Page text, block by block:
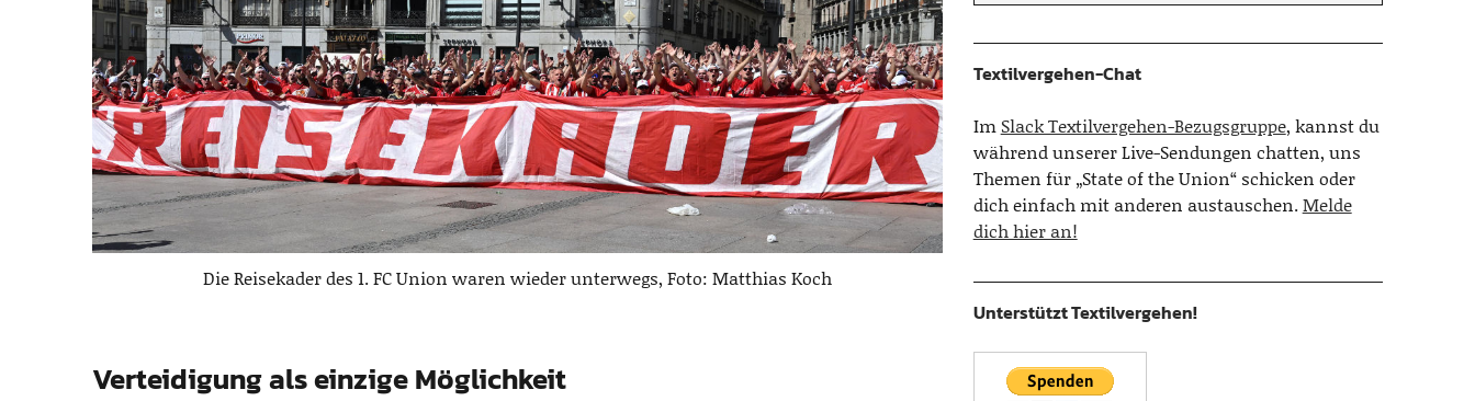
Die Reisekader des 1. FC Union waren wieder unterwegs, Foto: Matthias Koch
Verteidigung als einzige Möglichkeit
Textilvergehen-Chat
Im Slack Textilvergehen-Bezugsgruppe, kannst du
während unserer Live-Sendungen chatten, uns
Themen für „State of the Union“ schicken oder
dich einfach mit anderen austauschen.Melde
dich hier an!
Unterstützt Textilvergehen!